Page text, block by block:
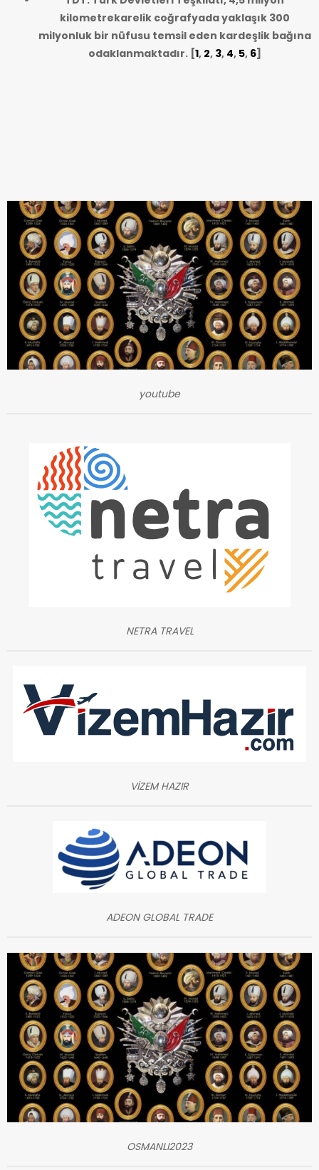
kilometrekarelik coğrafyada yaklaşık 300
milyonluk bir nüfusu temsil eden kardeşlik bağına
odaklanmaktadır.[1, 2, 3, 4, 5, 6]
youtube
NETRA TRAVEL
VİZEM HAZIR
ADEON GLOBAL TRADE
OSMANLI2023